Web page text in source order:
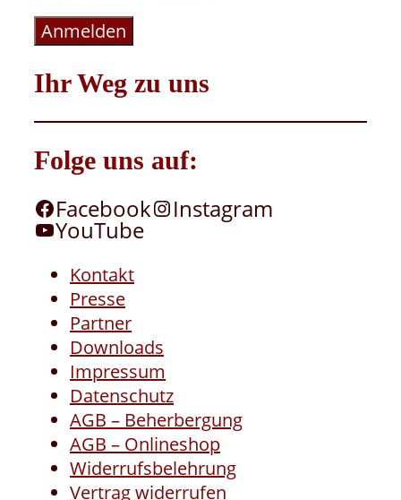
Anmelden
Ihr Weg zu uns
Folge uns auf:
Facebook
Instagram
YouTube
Kontakt
Presse
Partner
Downloads
Impressum
Datenschutz
AGB – Beherbergung
AGB – Onlineshop
Widerrufsbelehrung
Vertrag widerrufen